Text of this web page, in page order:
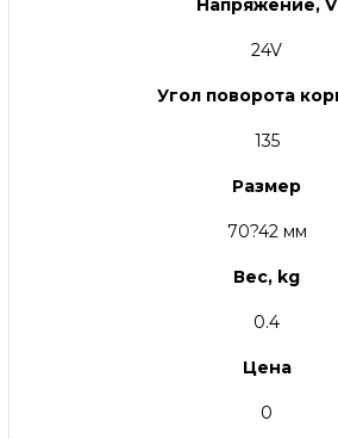
Напряжение, V
24V
Угол поворота
135
Размер
70?42 мм
Вес, kg
0.4
Цена
0